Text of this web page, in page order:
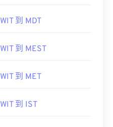
WIT 到 MDT
WIT 到 MEST
WIT 到 MET
WIT 到 IST